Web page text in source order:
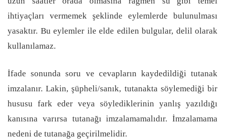
ihtiyaçları vermemek şeklinde eylemlerde bulunulması
yasaktır. Bu eylemler ile elde edilen bulgular, delil olarak
kullanılamaz.
İfade sonunda soru ve cevapların kaydedildiği tutanak
imzalanır. Lakin, şüpheli/sanık, tutanakta söylemediği bir
hususu fark eder veya söylediklerinin yanlış yazıldığı
kanısına varırsa tutanağı imzalamamalıdır. İmzalamama
nedeni de tutanağa geçirilmelidir.